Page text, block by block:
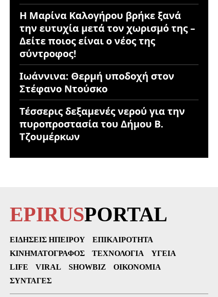
Η Μαρίνα Καλογήρου βρήκε ξανά
την ευτυχία μετά τον χωρισμό της –
Δείτε ποιος είναι ο νέος της
σύντροφος!
Ιωάννινα: Θερμή υποδοχή στον
Στέφανο Ντούσκο
Τέσσερις δεξαμενές νερού για την
πυροπροστασία του Δήμου Β.
Τζουμέρκων
EPIRUSPORTAL
ΕΙΔΉΣΕΙΣ ΗΠΕΊΡΟΥ
ΕΠΙΚΑΙΡΌΤΗΤΑ
ΚΙΝΗΜΑΤΟΓΡΆΦΟΣ
ΤΕΧΝΟΛΟΓΊΑ
ΥΓΕΊΑ
LIFE
VIRAL SHOWBIZ
ΟΙΚΟΝΟΜΊΑ
ΣΥΝΤΑΓΈΣ